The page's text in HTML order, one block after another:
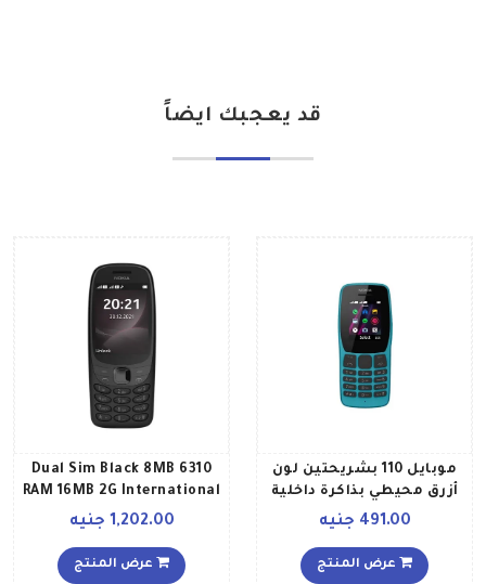
قد يعجبك ايضاً
موبايل 110 بشريحتين لون
أزرق محيطي بذاكرة داخلية
سعة 4 ميجابايت يدعم
491.00 جنيه
عرض المنتج
6310 Dual Sim Black 8MB
RAM 16MB 2G International
Version
1,202.00 جنيه
عرض المنتج